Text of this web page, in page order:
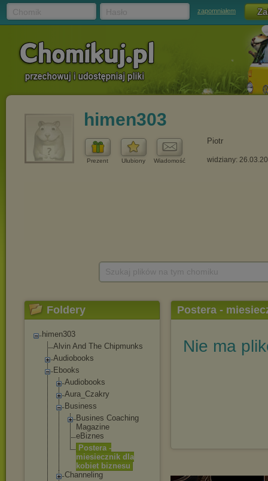
zapomniałem
himen303
Prezent Ulubiony Wiadomość
Piotr
widziany:
Foldery
himen303
Alvin And The Chipmunks
Audiobooks
Ebooks
Audiobooks
Aura_Czakry
Business
Busines Coaching
Magazine
eBiznes
Postera -
miesiecznik dla
kobiet biznesu
Channeling
Postera -
Nie ma